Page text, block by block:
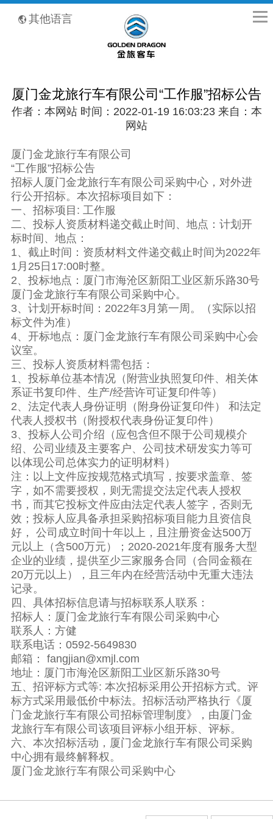
其他语言
厦门金龙旅行车有限公司“工作服”招标公告
作者：本网站 时间：2022-01-19 16:03:23 来自：本
网站
厦门金龙旅行车有限公司
“工作服”招标公告
招标人厦门金龙旅行车有限公司采购中心，对外进
行公开招标。本次招标项目如下：
一、招标项目: 工作服
二、投标人资质材料递交截止时间、地点：计划开
标时间、地点：
1、截止时间：资质材料文件递交截止时间为2022年
1月25日17:00时整。
2、投标地点：厦门市海沧区新阳工业区新乐路30号
厦门金龙旅行车有限公司采购中心。
3、计划开标时间：2022年3月第一周。（实际以招
标文件为准）
4、开标地点：厦门金龙旅行车有限公司采购中心会
议室。
三、投标人资质材料需包括：
1、投标单位基本情况（附营业执照复印件、相关体
系证书复印件、生产/经营许可证复印件等）
2、法定代表人身份证明（附身份证复印件） 和法定
代表人授权书（附授权代表身份证复印件）
3、投标人公司介绍（应包含但不限于公司规模介
绍、公司业绩及主要客户、公司技术研发实力等可
以体现公司总体实力的证明材料）
注：以上文件应按规范格式填写，按要求盖章、签
字，如不需要授权，则无需提交法定代表人授权
书，而其它投标文件应由法定代表人签字，否则无
效；投标人应具备承担采购招标项目能力且资信良
好，
公司成立时间十年以上，且注册资金达500万
元以上（含500万元）；2020-2021年度有服务大型
企业的业绩，提供至少三家服务合同（合同金额在
20万元以上），且三年内在经营活动中无重大违法
记录。
四、具体招标信息请与招标联系人联系：
招标人：厦门金龙旅行车有限公司采购中心
联系人：方健
联系电话：0592-5649830
邮箱： fangjian@xmjl.com
地址：厦门市海沧区新阳工业区新乐路30号
五、招评标方式等: 本次招标采用公开招标方式。评
标方式采用最低价中标法。招标活动严格执行《厦
门金龙旅行车有限公司招标管理制度》，由厦门金
龙旅行车有限公司该项目评标小组开标、评标。
六、本次招标活动，厦门金龙旅行车有限公司采购
中心拥有最终解释权。
厦门金龙旅行车有限公司采购中心